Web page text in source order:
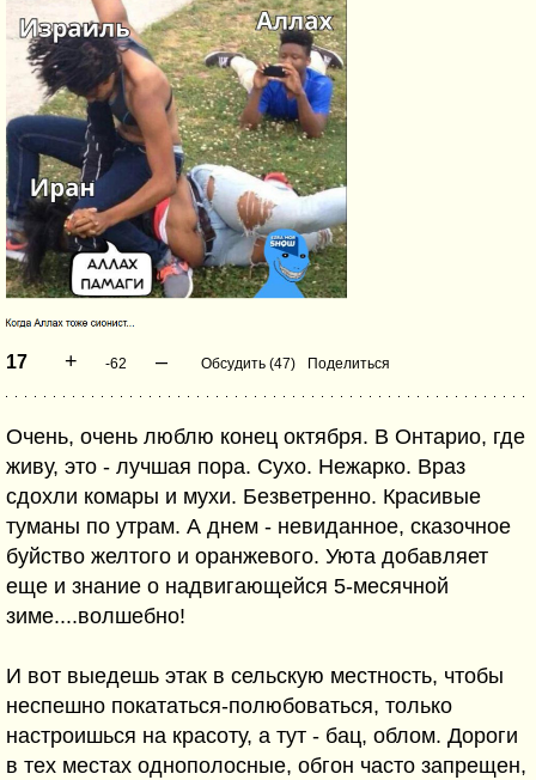
17 + -62 – Обсудить (47) Поделиться
Очень, очень люблю конец октября. В Онтарио, где
живу, это - лучшая пора. Сухо. Нежарко. Враз
сдохли комары и мухи. Безветренно. Красивые
туманы по утрам. А днем - невиданное, сказочное
буйство желтого и оранжевого. Уюта добавляет
еще и знание о надвигающейся 5-месячной
зиме....волшебно!
И вот выедешь этак в сельскую местность, чтобы
неспешно покататься-полюбоваться, только
настроишься на красоту, а тут - бац, облом. Дороги
в тех местах однополосные, обгон часто запрещен,